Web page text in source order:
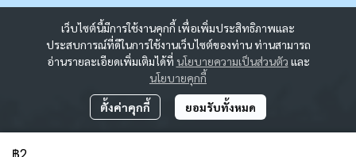
เว็บไซต์นี้มีการใช้งานคุกกี้ เพื่อเพิ่มประสิทธิภาพและ
ประสบการณ์ที่ดีในการใช้งานเว็บไซต์ของท่าน ท่านสามารถ
อ่านรายละเอียดเพิ่มเติมได้ที่ นโยบายความเป็นส่วนตัว และ
นโยบายคุกกี้
ตั้งค่าคุกกี้ ยอมรับทั้งหมด